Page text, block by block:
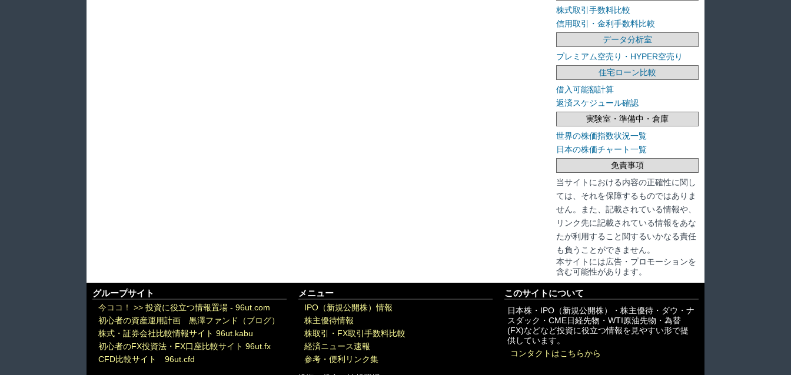
株式取引手数料比較
信用取引・金利手数料比較
データ分析室
プレミアム空売り・HYPER空売り
住宅ローン比較
借入可能額計算
返済スケジュール確認
実験室・準備中・倉庫
世界の株価指数状況一覧
日本の株価チャート一覧
免責事項
当サイトにおける内容の正確性に関し
ては、それを保障するものではありま
せん。また、記載されている情報や、
リンク先に記載されている情報をあな
たが利用すること関するいかなる責任
も負うことができません。
本サイトには広告・プロモーションを
含む可能性があります。
グループサイト
今ココ！ >> 投資に役立つ情報置場 - 96ut.com
初心者の資産運用計画 黒澤ファンド（ブログ）
株式・証券会社比較情報サイト 96ut.kabu
初心者のFX投資法・FX口座比較サイト 96ut.fx
CFD比較サイト 96ut.cfd
メニュー
IPO（新規公開株）情報
株主優待情報
株取引・FX取引手数料比較
経済ニュース速報
参考・便利リンク集
このサイトについて
日本株・IPO（新規公開株）・株主優待・ダウ・ナ
スダック・CME日経先物・WTI原油先物・為替
(FX)などなど投資に役立つ情報を見やすい形で提
供しています。
コンタクトはこちらから